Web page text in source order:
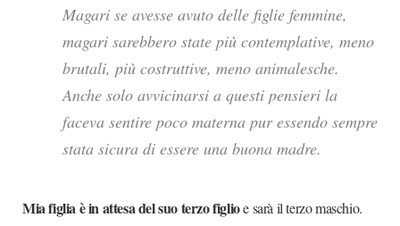
Magari se avesse avuto delle figlie femmine,
magari sarebbero state più contemplative, meno
brutali, più costruttive, meno animalesche.
Anche solo avvicinarsi a questi pensieri la
faceva sentire poco materna pur essendo sempre
stata sicura di essere una buona madre.
Mia figlia è in attesa del suo terzo figlioe sarà il terzo maschio.